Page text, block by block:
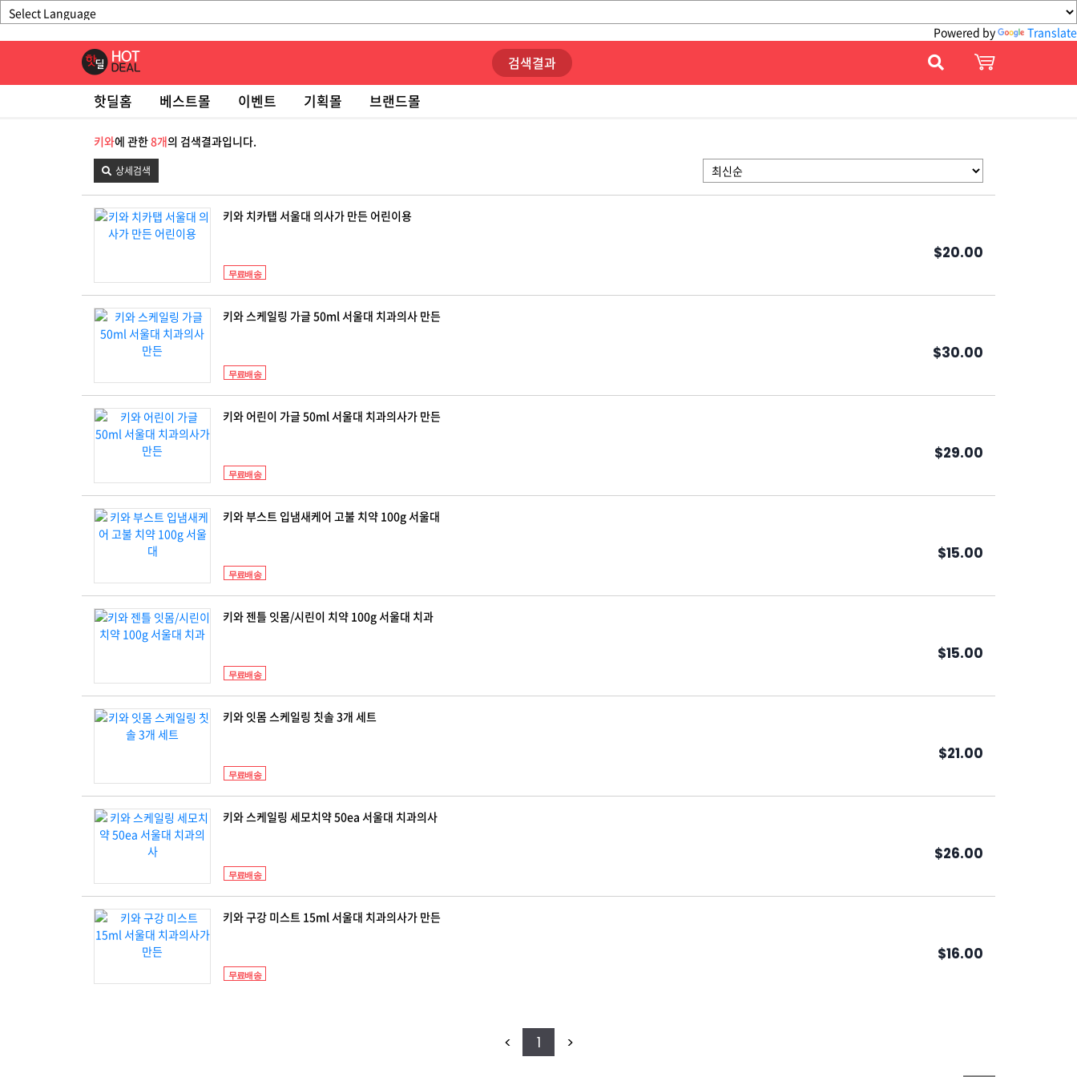
Powered by Translate
검색결과
핫딜홈 베스트몰 이벤트 기획몰 브랜드몰
키와에 관한8개의 검색결과입니다.
상세검색
키와 치카탭 서울대 의사가 만든 어린이용
$20.00
무료배송
키와 스케일링 가글 50ml 서울대 치과의사 만든
$30.00
무료배송
키와 어린이 가글 50ml 서울대 치과의사가 만든
$29.00
무료배송
키와 부스트 입냄새케어 고불 치약 100g 서울대
$15.00
무료배송
키와 젠틀 잇몸/시린이 치약 100g 서울대 치과
$15.00
무료배송
키와 잇몸 스케일링 칫솔 3개 세트
$21.00
무료배송
키와 스케일링 세모치약 50ea 서울대 치과의사
$26.00
무료배송
키와 구강 미스트 15ml 서울대 치과의사가 만든
$16.00
무료배송
< 1 >